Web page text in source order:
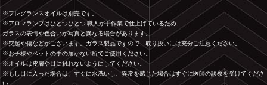
※フレグランスオイルは別売です。
※アロマランプはひとつひとつ 職人が手作業で仕上げているため、
ガラスの表情や色合いが写真と異なる場合があります。
※突起や傷などがございます。ガラス製品ですので、取り扱いには充分ご注意ください。
※お子様やペットの手の届かない所でご使用ください。
※オイルは皮膚や目に触れないようにしてください。
※もし目に入った場合は、すぐに水洗いし、異常を感じた場合はすぐに医師の診察を受けてくださ
い。